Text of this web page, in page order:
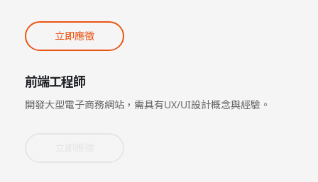
立即應徵
前端工程師
開發大型電子商務網站，需具有UX/UI設計概念與經驗。